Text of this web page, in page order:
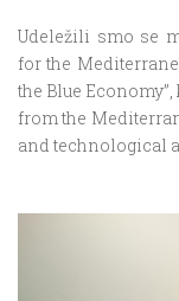
Udeležili smo se
for the
the Blue
from the
and technological